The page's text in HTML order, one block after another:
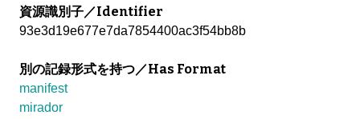
資源識別子／Identifier
93e3d19e677e7da7854400ac3f54bb8b
別の記録形式を持つ／Has Format
manifest
mirador